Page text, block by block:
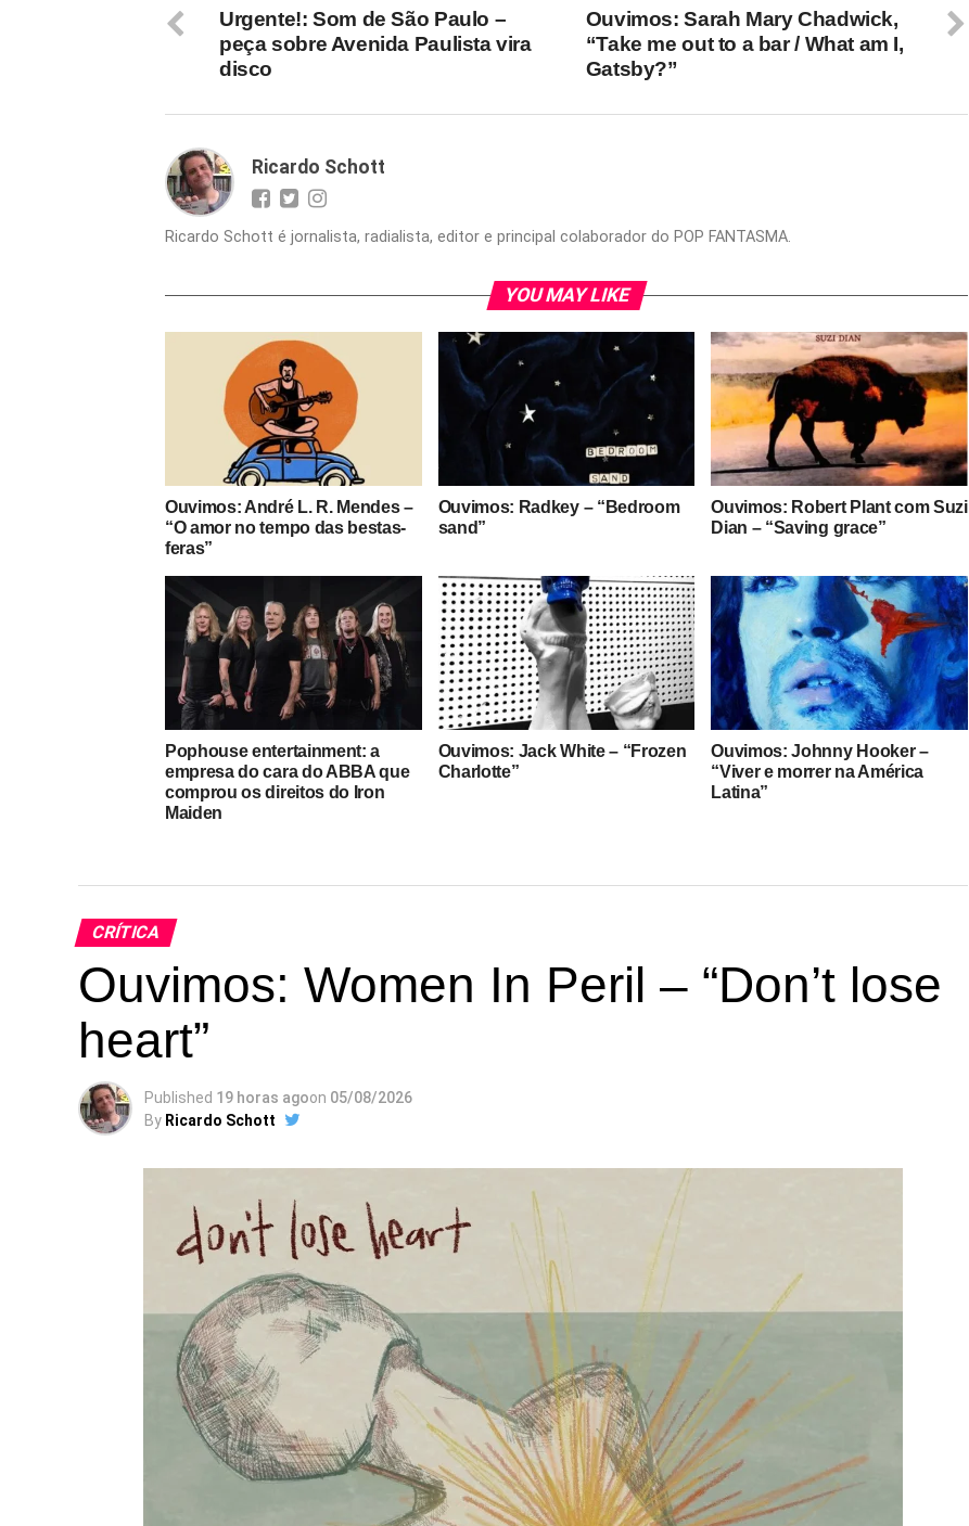
Ouvimos: Sarah Mary Chadwick,
“Take me out to a bar / What am I,
Gatsby?”
Urgente!: Som de São Paulo –
peça sobre Avenida Paulista vira
disco
Ricardo Schott
Ricardo Schott é jornalista, radialista, editor e principal colaborador do POP FANTASMA.
YOU MAY LIKE
Ouvimos: André L. R. Mendes –
“O amor no tempo das bestas-
feras”
Ouvimos: Radkey – “Bedroom
sand”
Ouvimos: Robert Plant com Suzi
Dian – “Saving grace”
Pophouse entertainment: a
empresa do cara do ABBA que
comprou os direitos do Iron
Maiden
Ouvimos: Jack White – “Frozen
Charlotte”
Ouvimos: Johnny Hooker –
“Viver e morrer na América
Latina”
CRÍTICA
Ouvimos: Women In Peril – “Don’t lose
heart”
Published 19 horas agoon 05/08/2026
By Ricardo Schott